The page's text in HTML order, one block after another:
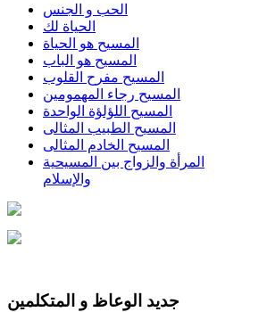
الحب و الجنس
الحياة لك
المسيح هو الحياة
المسيح هو الباب
المسيح مفرح القلوب
المسيح رجاء المهمومين
المسيح اللؤلؤة الواحدة
المسيح الطبيب المثالى
المسيح الخادم المثالى
المرأة والزواج بين المسيحية
والإسلام
جديد الوعاظ و المتكلمين